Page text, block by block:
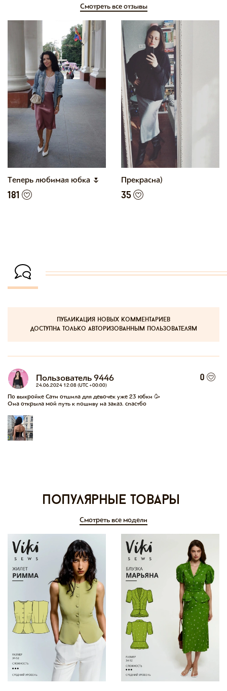
Смотреть все отзывы
Теперь любимая юбка 🌷
181
Прекрасна)
35
публикация новых комментариев
доступна только авторизованным пользователям
Пользователь 9446
24.06.2024 12:08 (UTC +00:00)
0
По выкройке Сати отшила для девочек уже 23 юбки 🥳
Она открыла мой путь к пошиву на заказ. спастбо
Популярные товары
Смотреть все модели